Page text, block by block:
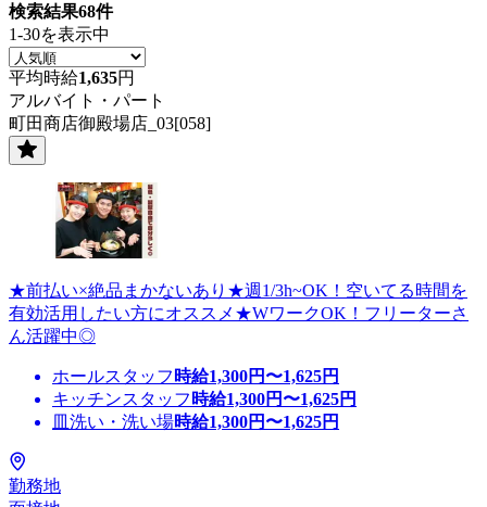
検索結果68件
1-30を表示中
平均時給1,635円
アルバイト・パート
町田商店御殿場店_03[058]
★前払い×絶品まかないあり★週1/3h~OK！空いてる時間を
有効活用したい方にオススメ★WワークOK！フリーターさ
ん活躍中◎
ホールスタッフ 時給1,300円〜1,625円
キッチンスタッフ 時給1,300円〜1,625円
皿洗い・洗い場時給1,300円〜1,625円
勤務地